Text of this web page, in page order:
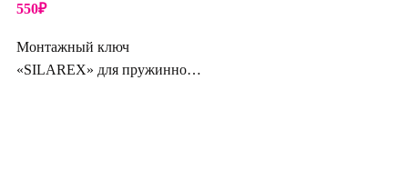
550₽
Монтажный ключ
«SILAREX» для пружинного